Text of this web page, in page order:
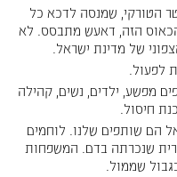
הטורקי, שמנסה לדכא כל
הכאוס הזה, דאעש מתבסס. לא
של מדינת ישראל.
לפעול.
מפשע, ילדים, נשים, קהילה
חיסול.
הם שותפים שלנו. לוחמים
שנכרתה בדם. המשפחות
שממול.